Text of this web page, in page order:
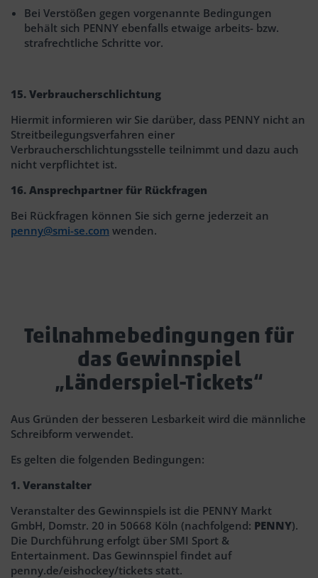
Bei Verstößen gegen vorgenannte Bedingungen
behält sich PENNY ebenfalls etwaige arbeits- bzw.
strafrechtliche Schritte vor.
15. Verbraucherschlichtung
Hiermit informieren wir Sie darüber, dass PENNY nicht an
Streitbeilegungsverfahren einer
Verbraucherschlichtungsstelle teilnimmt und dazu auch
nicht verpflichtet ist.
16. Ansprechpartner für Rückfragen
Bei Rückfragen können Sie sich gerne jederzeit an
penny@smi-se.com wenden.
Teilnahmebedingungen für
das Gewinnspiel
„Länderspiel-Tickets“
Aus Gründen der besseren Lesbarkeit wird die männliche
Schreibform verwendet.
Es gelten die folgenden Bedingungen:
1. Veranstalter
Veranstalter des Gewinnspiels ist die PENNY Markt
GmbH, Domstr. 20 in 50668 Köln (nachfolgend: PENNY).
Die Durchführung erfolgt über SMI Sport &
Entertainment. Das Gewinnspiel findet auf
penny.de/eishockey/tickets statt.